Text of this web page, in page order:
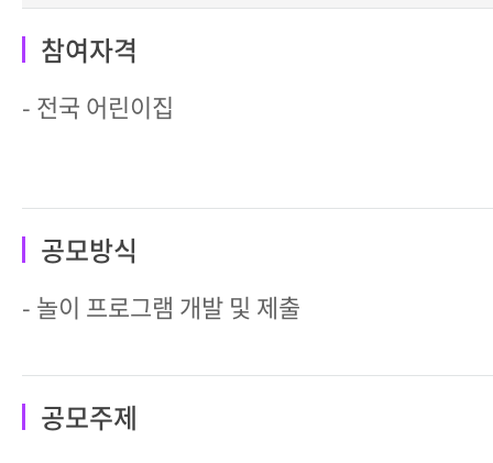
참여자격
- 전국 어린이집
공모방식
- 놀이 프로그램 개발 및 제출
공모주제